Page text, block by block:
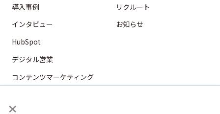
×
導入事例
インタビュー
HubSpot
デジタル営業
コンテンツマーケティング
リクルート
お知らせ